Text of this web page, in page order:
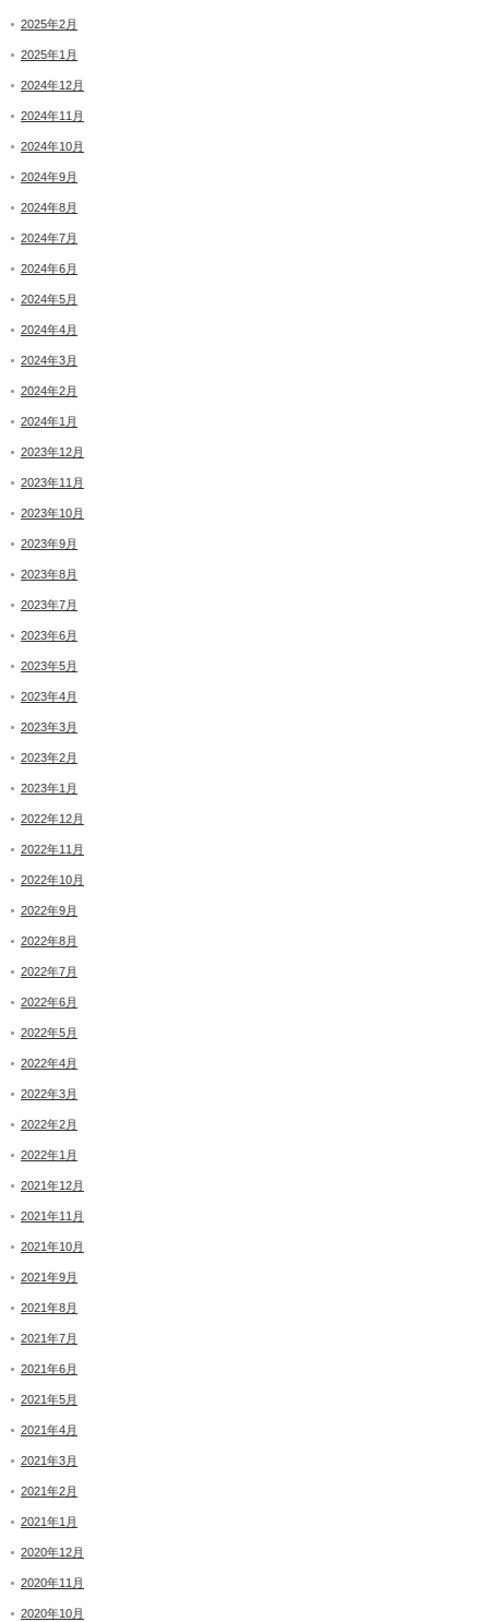
2025年2月
2025年1月
2024年12月
2024年11月
2024年10月
2024年9月
2024年8月
2024年7月
2024年6月
2024年5月
2024年4月
2024年3月
2024年2月
2024年1月
2023年12月
2023年11月
2023年10月
2023年9月
2023年8月
2023年7月
2023年6月
2023年5月
2023年4月
2023年3月
2023年2月
2023年1月
2022年12月
2022年11月
2022年10月
2022年9月
2022年8月
2022年7月
2022年6月
2022年5月
2022年4月
2022年3月
2022年2月
2022年1月
2021年12月
2021年11月
2021年10月
2021年9月
2021年8月
2021年7月
2021年6月
2021年5月
2021年4月
2021年3月
2021年2月
2021年1月
2020年12月
2020年11月
2020年10月